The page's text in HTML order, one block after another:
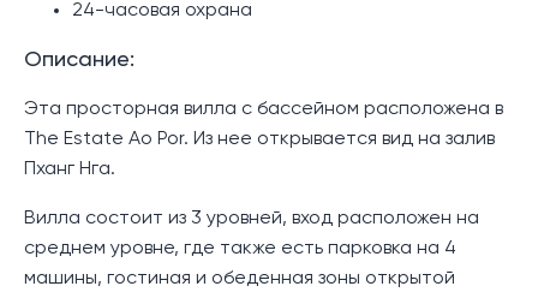
24-часовая охрана
Описание:
Эта просторная вилла с бассейном расположена в
The Estate Ao Por. Из нее открывается вид на залив
Пханг Нга.
Вилла состоит из 3 уровней, вход расположен на
среднем уровне, где также есть парковка на 4
машины, гостиная и обеденная зоны открытой